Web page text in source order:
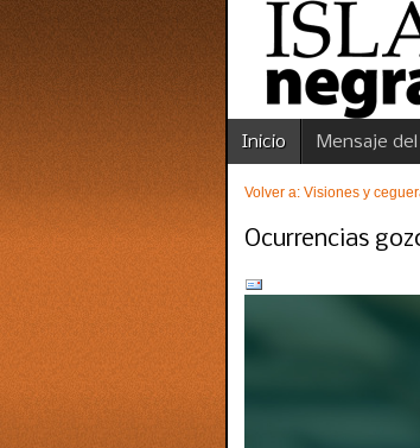
Inicio Mensaje
Volver a: Visiones y
Ocurrencias